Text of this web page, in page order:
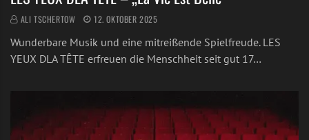
ALI TSCHERTOW 12. OKTOBER 2025
Wunderbare Musik und eine mitreißende Spielfreude. LES
YEUX DLA TÊTE erfreuen die Menschheit seit gut 17…